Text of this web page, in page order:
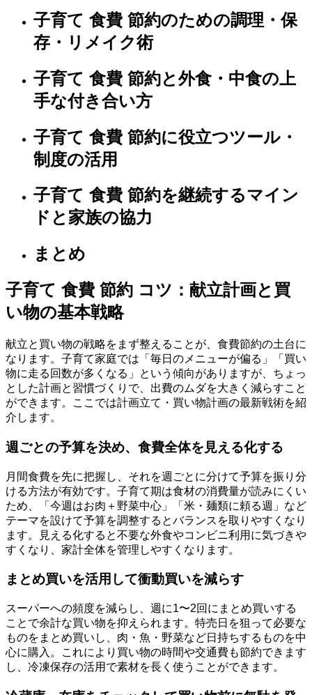
子育て 食費 節約のための調理・保
存・リメイク術
子育て 食費 節約と外食・中食の上
手な付き合い方
子育て 食費 節約に役立つツール・
制度の活用
子育て 食費 節約を継続するマイン
ドと家族の協力
まとめ
子育て 食費 節約 コツ：献立計画と買
い物の基本戦略
献立と買い物の戦略をまず整えることが、食費節約の土台に
なります。子育て家庭では「毎日のメニューが偏る」「買い
物に走る回数が多くなる」という傾向がありますが、ちょっ
とした計画と習慣づくりで、出費のムダを大きく減らすこと
ができます。ここでは計画立て・買い物計画の最新戦術を紹
介します。
週ごとの予算を決め、食費全体を見える化する
月間食費を先に把握し、それを週ごとに分けて予算を振り分
ける方法が有効です。子育て期は食材の消費量が読みにくい
ため、「今週はお肉＋野菜中心」「米・麺類に頼る週」など
テーマを設けて予算を調整するとバランスを取りやすくなり
ます。見える化すると不要な外食やコンビニ利用に気づきや
すくなり、家計全体を管理しやすくなります。
まとめ買いを活用して衝動買いを減らす
スーパーへの頻度を減らし、週に1〜2回にまとめ買いする
ことで余計な買い物を抑えられます。特売日を狙って必要な
ものをまとめ買いし、肉・魚・野菜など日持ちするものを中
心に購入。これにより買い物の時間や交通費も節約できます
し、冷凍保存の活用で素材を長く使うことができます。